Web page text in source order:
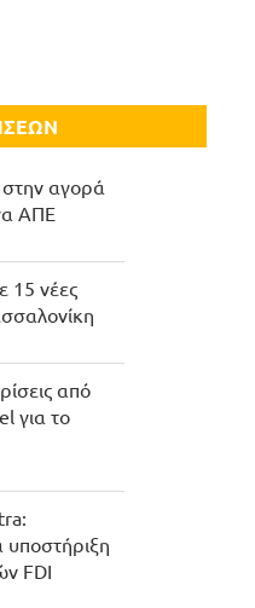
στην αγορά
ΑΠΕ
15 νέες
από
για το
FDI